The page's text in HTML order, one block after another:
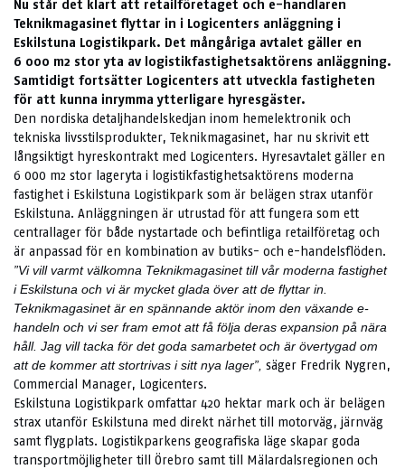
Nu står det klart att retailföretaget och e-handlaren
Teknikmagasinet flyttar in i Logicenters anläggning i
Eskilstuna Logistikpark. Det mångåriga avtalet gäller en
6 000 m2 stor yta av logistikfastighetsaktörens anläggning.
Samtidigt fortsätter Logicenters att utveckla fastigheten
för att kunna inrymma ytterligare hyresgäster.
Den nordiska detaljhandelskedjan inom hemelektronik och
tekniska livsstilsprodukter, Teknikmagasinet, har nu skrivit ett
långsiktigt hyreskontrakt med Logicenters. Hyresavtalet gäller en
6 000 m2 stor lageryta i logistikfastighetsaktörens moderna
fastighet i Eskilstuna Logistikpark som är belägen strax utanför
Eskilstuna. Anläggningen är utrustad för att fungera som ett
centrallager för både nystartade och befintliga retailföretag och
är anpassad för en kombination av butiks- och e-handelsflöden.
”Vi vill varmt välkomna Teknikmagasinet till vår moderna fastighet
i Eskilstuna och vi är mycket glada över att de flyttar in.
Teknikmagasinet är en spännande aktör inom den växande e-
handeln och vi ser fram emot att få följa deras expansion på nära
håll. Jag vill tacka för det goda samarbetet och är övertygad om
att de kommer att stortrivas i sitt nya lager”, säger Fredrik Nygren,
Commercial Manager, Logicenters.
Eskilstuna Logistikpark omfattar 420 hektar mark och är belägen
strax utanför Eskilstuna med direkt närhet till motorväg, järnväg
samt flygplats. Logistikparkens geografiska läge skapar goda
transportmöjligheter till Örebro samt till Mälardalsregionen och